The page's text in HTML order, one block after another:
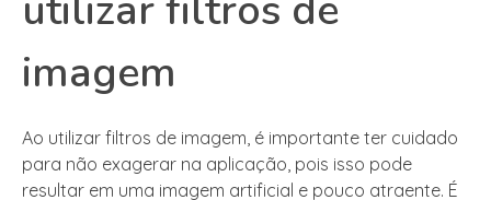
imagem
Ao utilizar filtros de imagem, é importante ter cuidado
para não exagerar na aplicação, pois isso pode
resultar em uma imagem artificial e pouco atraente. É